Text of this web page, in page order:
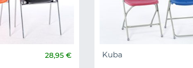
28,95 € Kuba